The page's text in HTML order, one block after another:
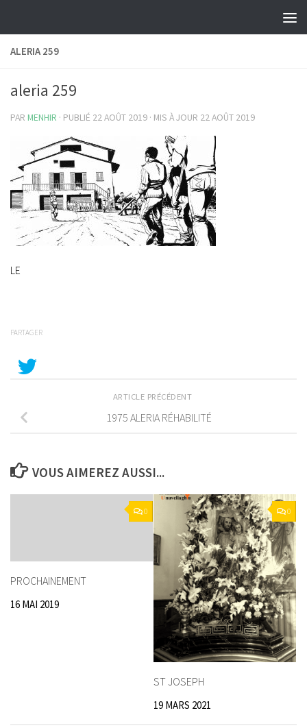
ALERIA 259
aleria 259
PAR MENHIR · PUBLIÉ 22 AOÛT 2019 · MIS À JOUR 22 AOÛT 2019
LE
PARTAGER
ARTICLE PRÉCÉDENT
1975 ALERIA RÉHABILITÉ
VOUS AIMEREZ AUSSI...
0
PROCHAINEMENT
16 MAI 2019
0
ST JOSEPH
19 MARS 2021